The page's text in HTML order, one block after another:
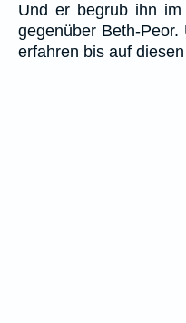
Und er begrub ihn
gegenüber Beth-
erfahren bis auf